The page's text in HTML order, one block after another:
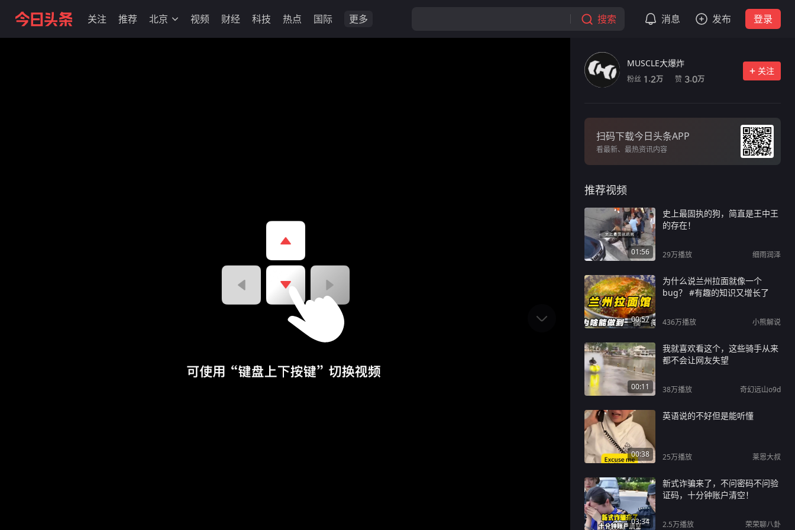
关注 推荐 北京 视频 财经 科技 热点 国际 更多 搜索 消息 发布 登录
MUSCLE大爆炸
粉丝 1.2万 赞 3.0万
关注
扫码下载今日头条APP
看最新、最热资讯内容
推荐视频
01:56
史上最固执的狗，简直是王中王
的存在！
29万播放 细雨润泽
00:57
为什么说兰州拉面就像一个
bug？ #有趣的知识又增长了
436万播放 小熊解说
00:11
我就喜欢看这个，这些骑手从来
都不会让网友失望
38万播放 奇幻远山o9d
00:38
英语说的不好但是能听懂
25万播放 莱恩大叔
03:34
新式诈骗来了，不问密码不问验
证码，十分钟账户清空！
2.5万播放 荣荣聊八卦